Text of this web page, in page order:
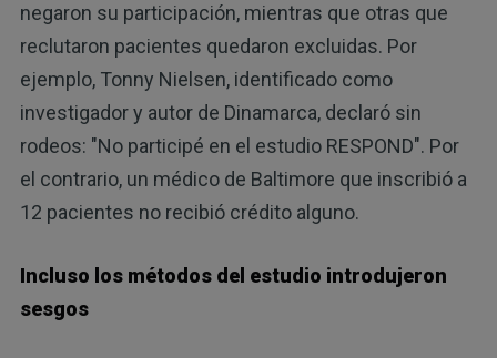
negaron su participación, mientras que otras que
reclutaron pacientes quedaron excluidas. Por
ejemplo, Tonny Nielsen, identificado como
investigador y autor de Dinamarca, declaró sin
rodeos: "No participé en el estudio RESPOND". Por
el contrario, un médico de Baltimore que inscribió a
12 pacientes no recibió crédito alguno.
Incluso los métodos del estudio introdujeron
sesgos